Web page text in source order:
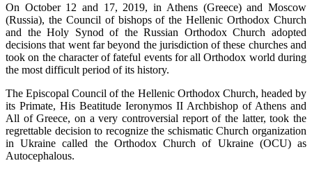
On October 12 and 17, 2019, in Athens (Greece) and Moscow
(Russia), the Council of bishops of the Hellenic Orthodox Church
and the Holy Synod of the Russian Orthodox Church adopted
decisions that went far beyond the jurisdiction of these churches and
took on the character of fateful events for all Orthodox world during
the most difficult period of its history.
The Episcopal Council of the Hellenic Orthodox Church, headed by
its Primate, His Beatitude Ieronymos II Archbishop of Athens and
All of Greece, on a very controversial report of the latter, took the
regrettable decision to recognize the schismatic Church organization
in Ukraine called the Orthodox Church of Ukraine (OCU) as
Autocephalous.